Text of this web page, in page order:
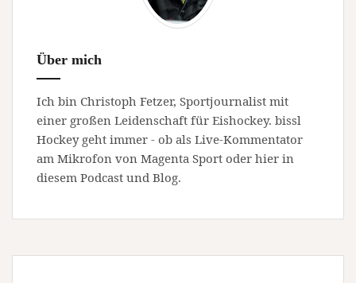
Über mich
Ich bin Christoph Fetzer, Sportjournalist mit
einer großen Leidenschaft für Eishockey. bissl
Hockey geht immer - ob als Live-Kommentator
am Mikrofon von Magenta Sport oder hier in
diesem Podcast und Blog.